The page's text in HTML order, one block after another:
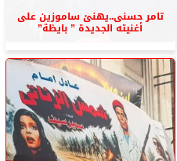
تامر حسنى..يهنئ ساموزين على
أغنيته الجديدة ” بايظة”